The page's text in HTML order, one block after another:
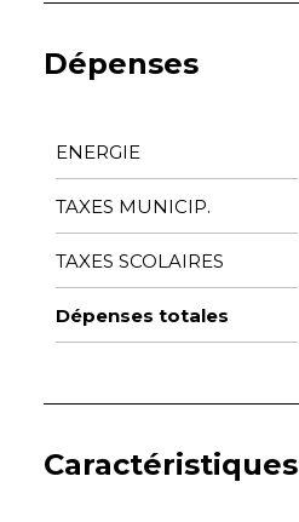
Dépenses
ENERGIE
TAXES MUNICIP.
TAXES SCOLAIRES
Dépenses totales
Caractéristiques